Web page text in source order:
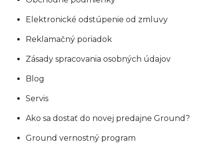
Elektronické odstúpenie od zmluvy
Reklamačný poriadok
Zásady spracovania osobných údajov
Blog
Servis
Ako sa dostať do novej predajne Ground?
Ground vernostný program